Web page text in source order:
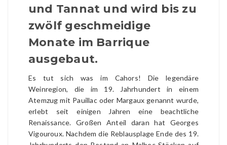
und Tannat und wird bis zu
zwölf geschmeidige
Monate im Barrique
ausgebaut.
Es tut sich was im Cahors! Die legendäre
Weinregion, die im 19. Jahrhundert in einem
Atemzug mit Pauillac oder Margaux genannt wurde,
erlebt seit einigen Jahren eine beachtliche
Renaissance. Großen Anteil daran hat Georges
Vigouroux. Nachdem die Reblausplage Ende des 19.